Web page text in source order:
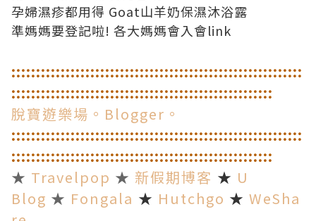
孕婦濕疹都用得 Goat山羊奶保濕沐浴露
準媽媽要登記啦! 各大媽媽會入會link
:::::::::::::::::::::::::::::::::::::::::::::::::::::::::::
:::::::::::::::::::::::::::::::::::::::::::::::::::::
脫寶遊樂場。Blogger。
:::::::::::::::::::::::::::::::::::::::::::::::::::::::::::
:::::::::::::::::::::::::::::::::::::::::::::::::::::
★ Travelpop ★ 新假期博客 ★ U
Blog ★ Fongala ★ Hutchgo ★ WeSha